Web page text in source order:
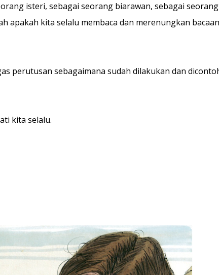
isteri, sebagai seorang biarawan, sebagai seorang
apakah kita selalu membaca dan merenungkan bacaan
perutusan sebagaimana sudah dilakukan dan
kita selalu.